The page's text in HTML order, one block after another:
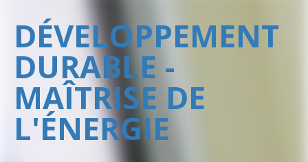
DÉVELOPPEMENT
DURABLE -
MAÎTRISE DE
L'ÉNERGIE